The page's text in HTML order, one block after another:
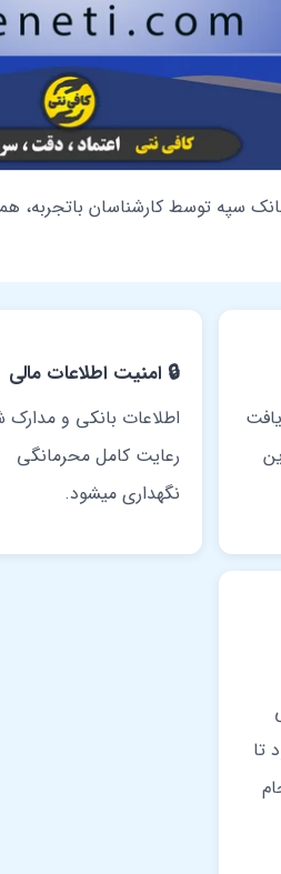
سپه توسط کارشناسان
🔒 امنیت اطلاعات مالی
اطلاعات بانکی و مدارک
رعایت کامل محرمانگی
نگهداری میشود.
تا